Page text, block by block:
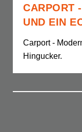
CARPORT
UND EIN
Carport -
Hingucker.